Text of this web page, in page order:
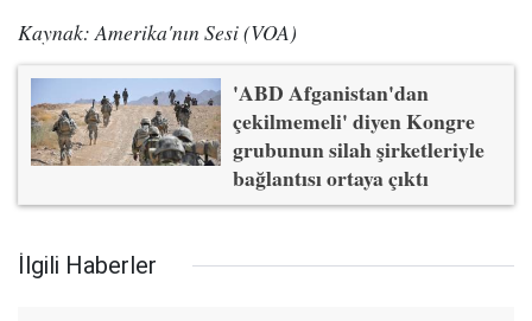
Kaynak: Amerika'nın Sesi (VOA)
'ABD Afganistan'dan
çekilmemeli' diyen Kongre
grubunun silah şirketleriyle
bağlantısı ortaya çıktı
İlgili Haberler